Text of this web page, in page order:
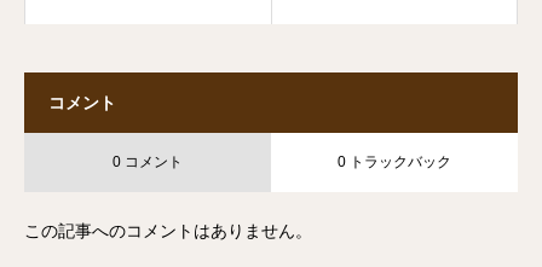
コメント
0 コメント 0 トラックバック
この記事へのコメントはありません。